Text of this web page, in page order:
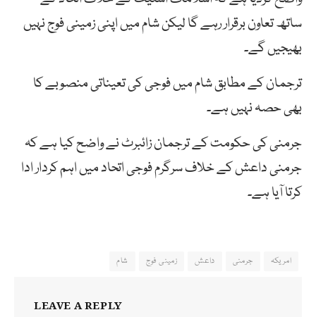
ساتھ تعاون برقرار رہے گا لیکن شام میں اپنی زمینی فوج نہیں
بھیجیں گے۔
ترجمان کے مطابق شام میں فوجی کی تعیناتی منصوبے کا
بھی حصہ نہیں ہے۔
جرمنی کی حکومت کے ترجمان زائبرٹ نے واضح کيا ہے کہ
جرمنی داعش کے خلاف سرگرم فوجی اتحاد ميں اہم کردار ادا
کرتا آيا ہے۔
امریکہ جرمنی داعش زمینی فوج شام
LEAVE A REPLY